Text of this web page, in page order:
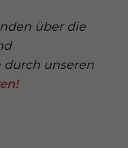
über die
durch unseren